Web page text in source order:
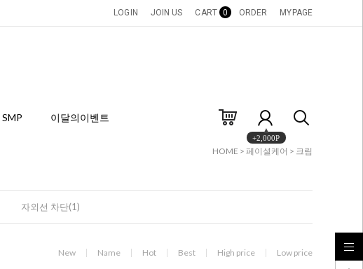
LOGIN JOIN US CART 0 ORDER MYPAGE
SMP 이달의이벤트
+2,000P
HOME > 페이셜케어 > 크림
자외선 차단(1)
New Name Hot Best High price Low price